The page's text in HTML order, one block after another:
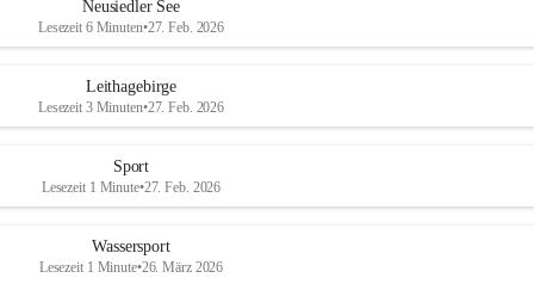
e
r
S
e
S
Neusiedler See
Lesezeit 6 Minuten•27. Feb. 2026
Leithagebirge
Lesezeit 3 Minuten•27. Feb. 2026
Sport
Lesezeit 1 Minute•27. Feb. 2026
Wassersport
Lesezeit 1 Minute•26. März 2026